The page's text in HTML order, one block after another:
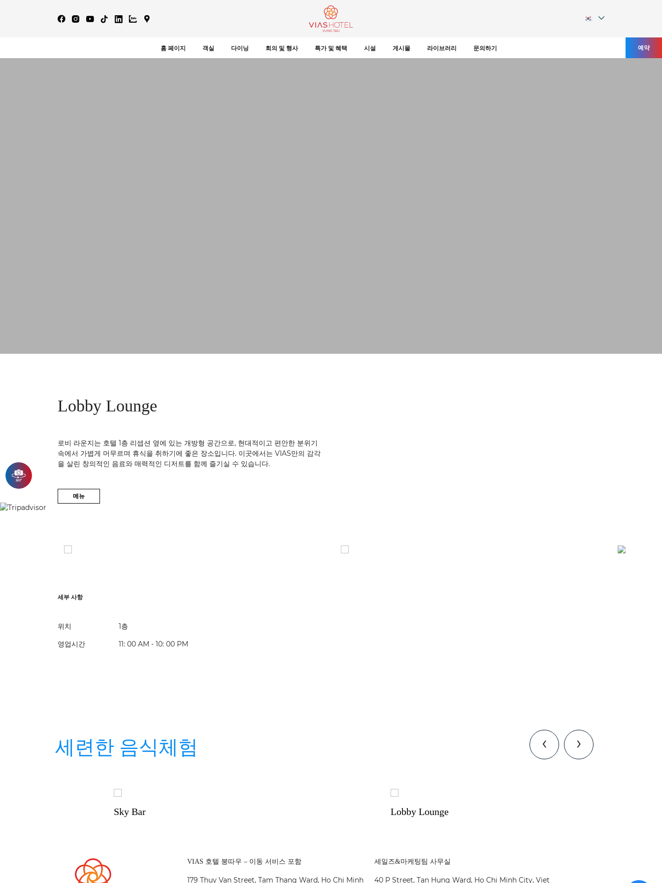
예약
홈 페이지 객실 다이닝 회의 및 행사 특가 및 혜택 시설 게시물 라이브러리 문의하기
Lobby Lounge
로비 라운지는 호텔 1층 리셉션 옆에 있는 개방형 공간으로, 현대적이고 편안한 분위기
속에서 가볍게 머무르며 휴식을 취하기에 좋은 장소입니다. 이곳에서는 VIAS만의 감각
을 살린 창의적인 음료와 매력적인 디저트를 함께 즐기실 수 있습니다.
메뉴
세부 사항
위치
1층
영업시간
11: 00 AM - 10: 00 PM
세련한 음식체험
Lobby Lounge
‹ ›
VIAS 호텔 붕따우 – 이동 서비스 포함
179 Thuy Van Street, Tam Thang Ward, Ho Chi Minh
세일즈&마케팅팀 사무실
40 P Street, Tan Hung Ward, Ho Chi Minh City, Viet